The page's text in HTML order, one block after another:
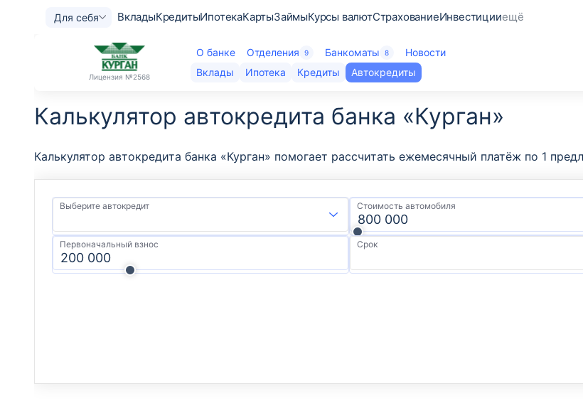
Для себя ВкладыКредитыИпотекаКартыЗаймыКурсы валютСтрахованиеИнвестицииещё
Лицензия №2568
О банке Отделения 9 Банкоматы 8
Новости
Вклады
Ипотека Кредиты Автокредиты
Калькулятор автокредита банка «Курган»
Калькулятор автокредита банка «Курган» помогает рассчитать ежемесячный платёж по 1
Выберите автокредит Стоимость автомобиля
Первоначальный взнос Срок